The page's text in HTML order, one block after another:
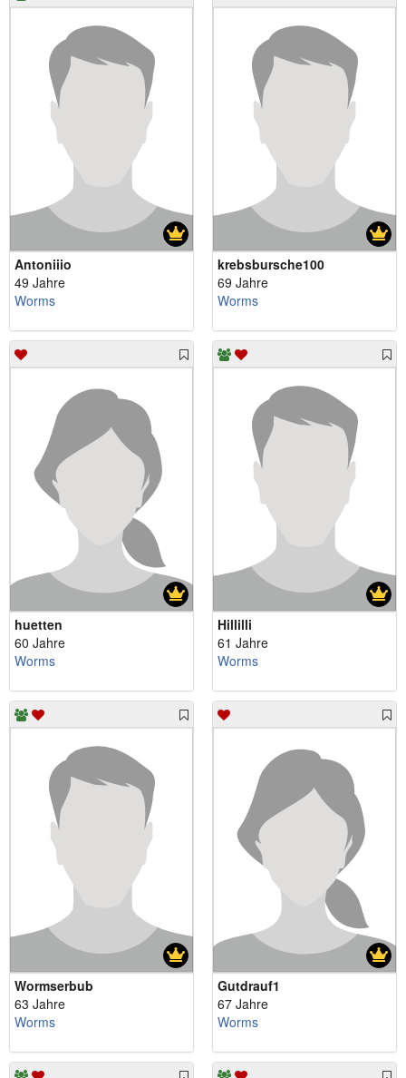
Antoniiio
49 Jahre
Worms
krebsbursche100
69 Jahre
Worms
huetten
60 Jahre
Worms
Hillilli
61 Jahre
Worms
Wormserbub
63 Jahre
Worms
Gutdrauf1
67 Jahre
Worms